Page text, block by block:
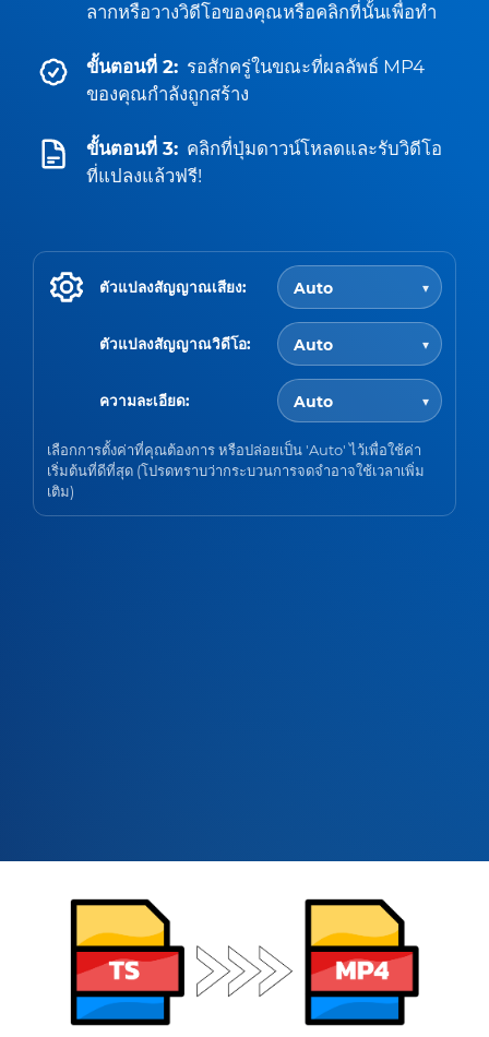
ลากหรือวางวิดีโอของคุณหรือคลิกที่นั้นเพื่อทำ
ขั้นตอนที่ 2: รอสักครู่ในขณะที่ผลลัพธ์ MP4
ของคุณกำลังถูกสร้าง
ขั้นตอนที่ 3: คลิกที่ปุ่มดาวน์โหลดและรับวิดีโอ
ที่แปลงแล้วฟรี!
ตัวแปลงสัญญาณเสียง:
ตัวแปลงสัญญาณวิดีโอ:
ความละเอียด:
เลือกการตั้งค่าที่คุณต้องการ หรือปล่อยเป็น 'Auto' ไว้เพื่อใช้ค่า
เริ่มต้นที่ดีที่สุด (โปรดทราบว่ากระบวนการจดจำอาจใช้เวลาเพิ่ม
เติม)